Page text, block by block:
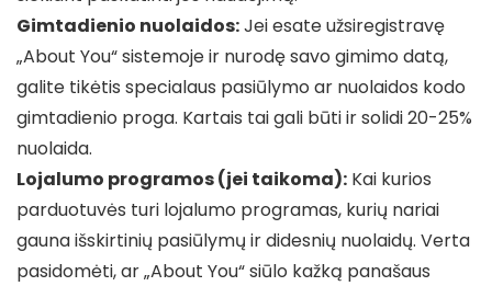
Gimtadienio nuolaidos:Jei esate užsiregistravę
„About You“ sistemoje ir nurodę savo gimimo datą,
galite tikėtis specialaus pasiūlymo ar nuolaidos kodo
gimtadienio proga. Kartais tai gali būti ir solidi 20-25%
nuolaida.
Lojalumo programos (jei taikoma): Kai kurios
parduotuvės turi lojalumo programas, kurių nariai
gauna išskirtinių pasiūlymų ir didesnių nuolaidų. Verta
pasidomėti, ar „About You“ siūlo kažką panašaus